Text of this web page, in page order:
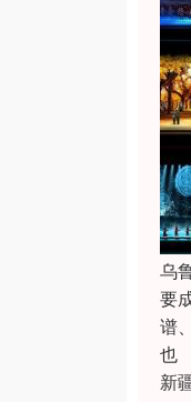
乌
要
谱
也
新